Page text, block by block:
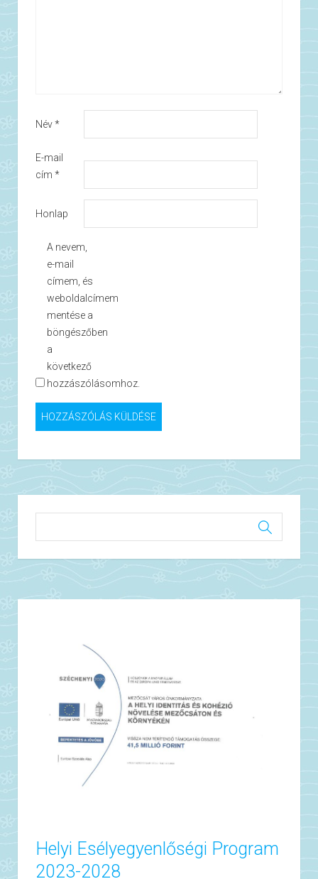
Név*
E-mail
cím *
Honlap
A nevem,
e-mail
címem, és
weboldalcímem
mentése a
böngészőben
a
következő
hozzászólásomhoz.
Helyi Esélyegyenlőségi Program
2023-2028